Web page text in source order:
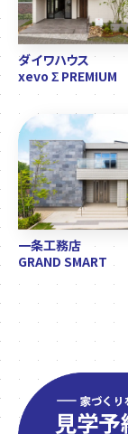
ダイワハウス
xevo Σ PREMIUM
一条工務店
GRAND SMART